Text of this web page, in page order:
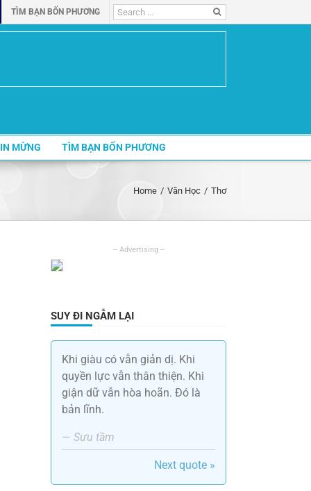
TÌM BẠN BỐN PHƯƠNG
Search
for:
MỪNG TÌM BẠN BỐN PHƯƠNG
Home / Văn Học / Thơ
SUY ĐI NGẪM LẠI
Khi giàu có vẫn giản dị. Khi
quyền lực vẫn thân thiện. Khi
giận dữ vẫn hòa hoãn. Đó là
bản lĩnh.
— Sưu tầm
Next quote »